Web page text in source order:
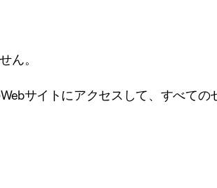
ん。
サイトにアクセスして、すべて